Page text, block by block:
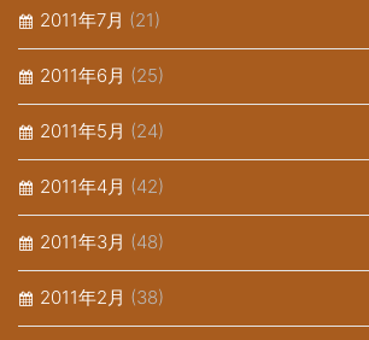
2011年7月 (21)
2011年6月 (25)
2011年5月 (24)
2011年4月 (42)
2011年3月 (48)
2011年2月 (38)